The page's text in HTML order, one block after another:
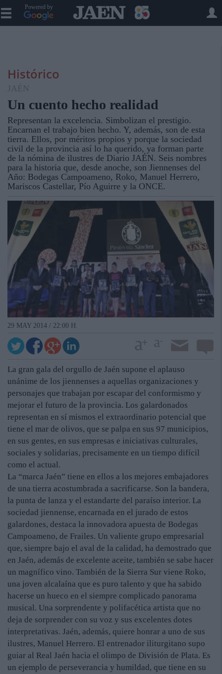
Powered by
Histórico
JAÉN
Un cuento hecho realidad
Representan la excelencia. Simbolizan el prestigio.
Encarnan el trabajo bien hecho. Y, además, son de esta
tierra. Ellos, por méritos propios y porque la sociedad
civil de la provincia así lo ha querido, ya forman parte
de la nómina de ilustres de Diario JAÉN. Seis nombres
para la historia que, desde anoche, son Jiennenses del
Año: Bodegas Campoameno, Roko, Manuel Herrero,
Mariscos Castellar, Pío Aguirre y la ONCE.
29 MAY 2014 / 22:00 H.
La gran gala del orgullo de Jaén supone el aplauso
unánime de los jiennenses a aquellas organizaciones y
personajes que trabajan por escapar del conformismo y
mejorar el futuro de la provincia. Los galardonados
representan en sí mismos el extraordinario potencial que
tiene el mar de olivos, que se palpa en sus 97 municipios,
en sus gentes, en sus empresas e iniciativas culturales,
sociales y solidarias, precisamente en un tiempo difícil
como el actual.
La “marca Jaén” tiene en ellos a los mejores embajadores
de una tierra acostumbrada a sacrificarse. Son la bandera,
la punta de lanza y el estandarte del paraíso interior. La
sociedad jiennense, encarnada en el jurado de estos
galardones, destaca la innovadora apuesta de Bodegas
Campoameno, de Frailes. Un valiente grupo empresarial
que, siempre bajo el aval de la calidad, ha demostrado que
en Jaén, además de excelente aceite, también se sabe hacer
un magnífico vino. También de la Sierra Sur viene Roko,
una joven alcalaína que es puro talento y que ha sabido
hacerse un hueco en el siempre complicado panorama
musical. Una sorprendente y polifacética artista que no
deja de sorprender con su voz y sus excelentes dotes
interpretativas. Jaén, además, quiere honrar a uno de sus
ilustres, Manuel Herrero. El entrenador iliturgitano supo
guiar al Real Jaén hacia el olimpo de División de Plata. Es
un ejemplo de perseverancia y humildad, que tiene en su